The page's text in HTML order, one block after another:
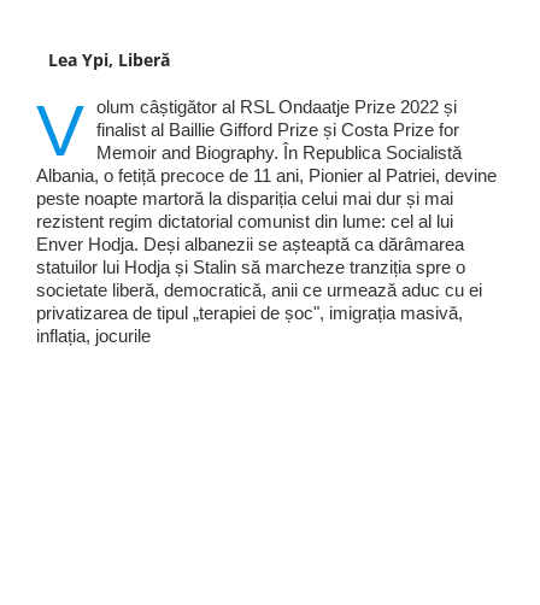
Lea Ypi, Liberă
V olum câștigător al RSL Ondaatje Prize 2022 și
finalist al Baillie Gifford Prize și Costa Prize for
Memoir and Biography. În Republica Socialistă
Albania, o fetiță precoce de 11 ani, Pionier al Patriei, devine
peste noapte martoră la dispariția celui mai dur și mai
rezistent regim dictatorial comunist din lume: cel al lui
Enver Hodja. Deși albanezii se așteaptă ca dărâmarea
statuilor lui Hodja și Stalin să marcheze tranziția spre o
societate liberă, democratică, anii ce urmează aduc cu ei
privatizarea de tipul „terapiei de șoc", imigrația masivă,
inflația, jocurile